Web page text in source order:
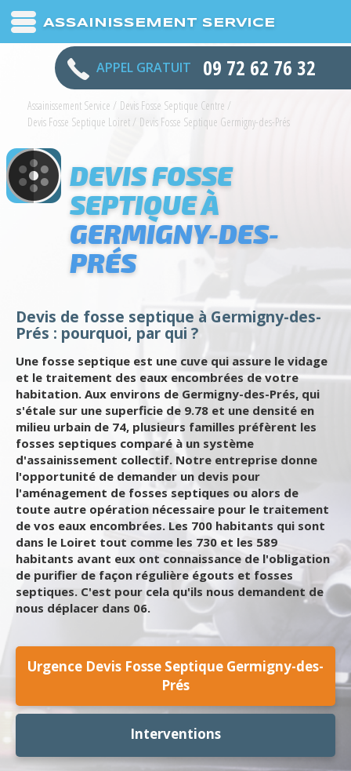
ASSAINISSEMENT SERVICE
APPEL GRATUIT 09 72 62 76 32
Assainissement Service / Devis Fosse Septique Centre /
Devis Fosse Septique Loiret / Devis Fosse Septique Germigny-des-Prés
DEVIS FOSSE
SEPTIQUE À
GERMIGNY-DES-
PRÉS
Devis de fosse septique à Germigny-des-
Prés : pourquoi, par qui ?
Une fosse septique est une cuve qui assure le vidage
et le traitement des eaux encombrées de votre
habitation. Aux environs de Germigny-des-Prés, qui
s'étale sur une superficie de 9.78 et une densité en
milieu urbain de 74, plusieurs familles préfèrent les
fosses septiques comparé à un système
d'assainissement collectif. Notre entreprise donne
l'opportunité de demander un devis pour
l'aménagement de fosses septiques ou alors de
toute autre opération nécessaire pour le traitement
de vos eaux encombrées. Les 700 habitants qui sont
dans le Loiret tout comme les 730 et les 589
habitants avant eux ont connaissance de l'obligation
de purifier de façon régulière égouts et fosses
septiques. C'est pour cela qu'ils nous demandent de
nous déplacer dans 06.
Urgence Devis Fosse Septique Germigny-des-
Prés
Interventions